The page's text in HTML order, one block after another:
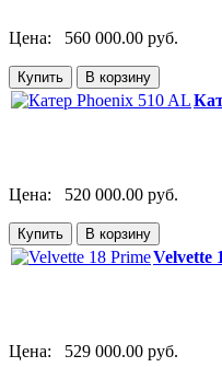
Цена: 560 000.00 руб.
Цена: 520 000.00 руб.
Velvette
Цена: 529 000.00 руб.